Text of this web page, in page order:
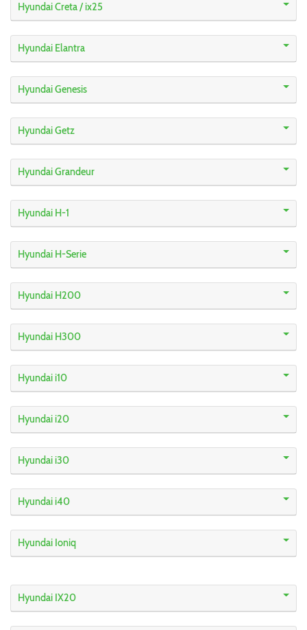
Hyundai Creta / ix25
Hyundai Elantra
Hyundai Genesis
Hyundai Getz
Hyundai Grandeur
Hyundai H-1
Hyundai H-Serie
Hyundai H200
Hyundai H300
Hyundai i10
Hyundai i20
Hyundai i30
Hyundai i40
Hyundai Ioniq
Hyundai IX20